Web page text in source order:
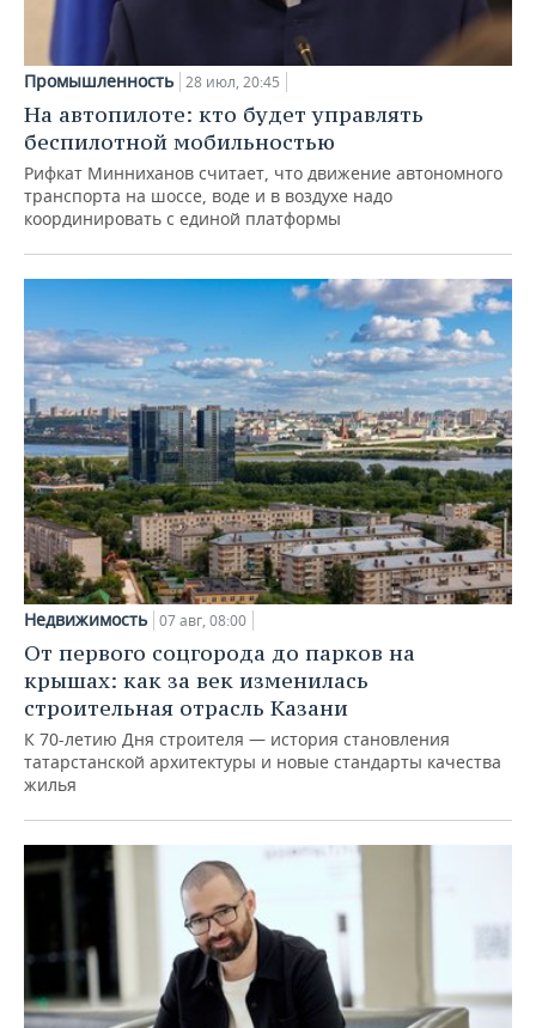
Промышленность 28 июл, 20:45
На автопилоте: кто будет управлять
беспилотной мобильностью
Рифкат Минниханов считает, что движение автономного
транспорта на шоссе, воде и в воздухе надо
координировать с единой платформы
Недвижимость 07 авг, 08:00
От первого соцгорода до парков на
крышах: как за век изменилась
строительная отрасль Казани
К 70-летию Дня строителя — история становления
татарстанской архитектуры и новые стандарты качества
жилья